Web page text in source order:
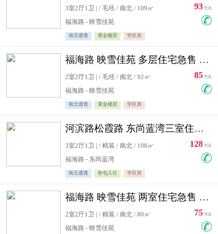
3室2厅1卫 | / 毛坯 / 南北 / 109㎡
福海路 - 映雪佳苑
南北通透 黄金楼层 学区房
93 万元
福海路 映雪佳苑 多层住宅急售 可公积金贷款
2室2厅1卫 | / 毛坯 / 南北 / 92㎡
福海路 - 映雪佳苑
南北通透 黄金楼层 学区房
85 万元
河滨路松霞路 东尚蓝湾三室住宅急售
3室2厅1卫 | / 精装 / 南北 / 108㎡
福海路 - 东尚蓝湾
南北通透 拎包入住 学区房
128 万元
福海路 映雪佳苑 两室住宅急售 可公积金贷款
2室2厅1卫 | / 精装 / 南北 / 80㎡
福海路 - 映雪佳苑
75 万元